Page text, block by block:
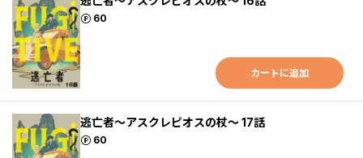
60
ポイント
カートに追加
逃亡者～アスクレピオスの杖～ 17話
60
ポイント